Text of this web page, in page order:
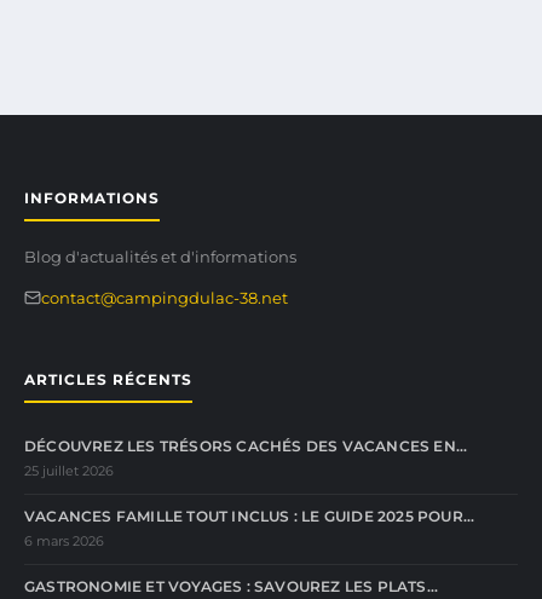
INFORMATIONS
Blog d'actualités et d'informations
contact@campingdulac-38.net
ARTICLES RÉCENTS
DÉCOUVREZ LES TRÉSORS CACHÉS DES VACANCES EN…
25 juillet 2026
VACANCES FAMILLE TOUT INCLUS : LE GUIDE 2025 POUR…
6 mars 2026
GASTRONOMIE ET VOYAGES : SAVOUREZ LES PLATS…